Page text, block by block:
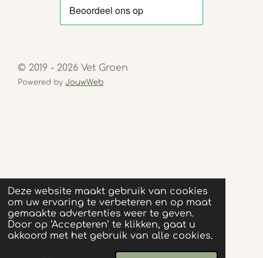
Deze website maakt gebruik van cookies
om uw ervaring te verbeteren en op maat
gemaakte advertenties weer te geven.
Door op ‘Accepteren’ te klikken, gaat u
akkoord met het gebruik van alle cookies.
© 2019 - 2026 Vet Groen
Powered by JouwWeb